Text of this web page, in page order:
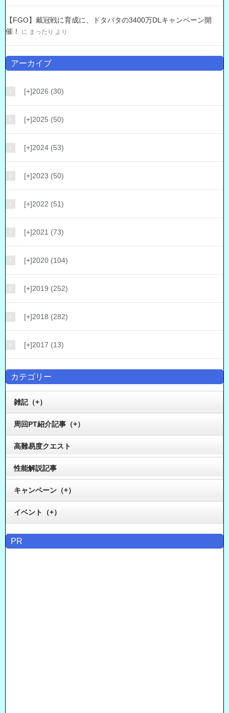
【FGO】戴冠戦に育成に、ドタバタの3400万DLキャンペーン開
催！
に まったり より
アーカイブ
[+]2026 (30)
[+]2025 (50)
[+]2024 (53)
[+]2023 (50)
[+]2022 (51)
[+]2021 (73)
[+]2020 (104)
[+]2019 (252)
[+]2018 (282)
[+]2017 (13)
カテゴリー
雑記（+）
周回PT紹介記事（+）
高難易度クエスト
性能解説記事
キャンペーン（+）
イベント（+）
PR